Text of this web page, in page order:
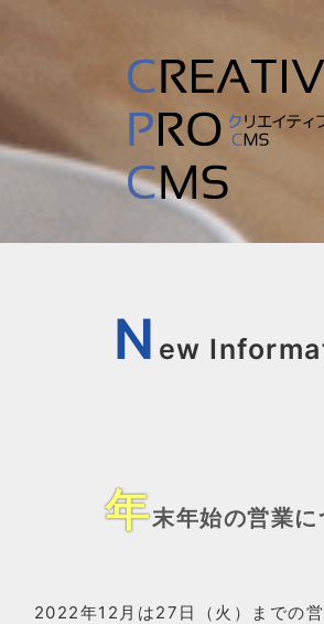
N ew
年末年始の営業に
2022年12月は27日（火）までの